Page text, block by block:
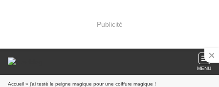
Publicité
MENU
Accueil » j'ai testé le peigne magique pour une coiffure magique !